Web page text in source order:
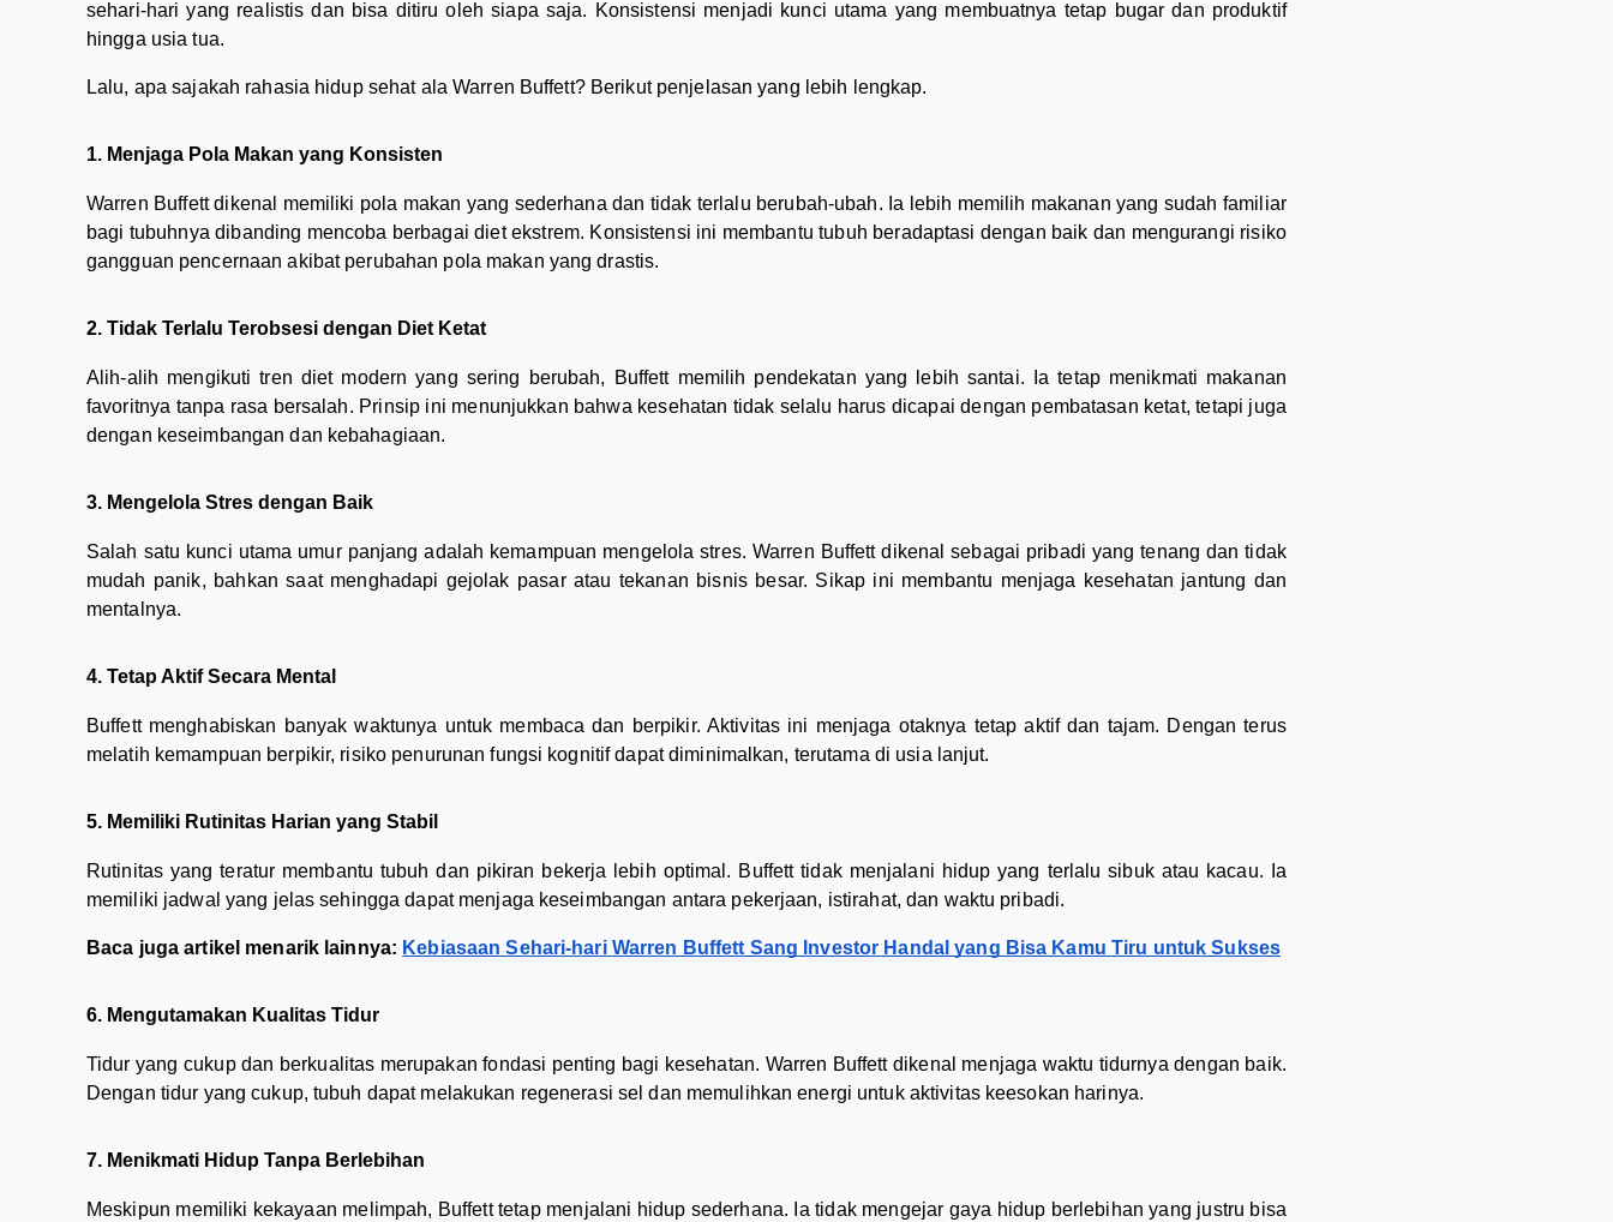
sehari-hari yang realistis dan bisa ditiru oleh siapa saja. Konsistensi menjadi kunci utama yang membuatnya tetap bugar dan produktif
hingga usia tua.
Lalu, apa sajakah rahasia hidup sehat ala Warren Buffett? Berikut penjelasan yang lebih lengkap.
1. Menjaga Pola Makan yang Konsisten
Warren Buffett dikenal memiliki pola makan yang sederhana dan tidak terlalu berubah-ubah. Ia lebih memilih makanan yang sudah familiar
bagi tubuhnya dibanding mencoba berbagai diet ekstrem. Konsistensi ini membantu tubuh beradaptasi dengan baik dan mengurangi risiko
gangguan pencernaan akibat perubahan pola makan yang drastis.
2. Tidak Terlalu Terobsesi dengan Diet Ketat
Alih-alih mengikuti tren diet modern yang sering berubah, Buffett memilih pendekatan yang lebih santai. Ia tetap menikmati makanan
favoritnya tanpa rasa bersalah. Prinsip ini menunjukkan bahwa kesehatan tidak selalu harus dicapai dengan pembatasan ketat, tetapi juga
dengan keseimbangan dan kebahagiaan.
3. Mengelola Stres dengan Baik
Salah satu kunci utama umur panjang adalah kemampuan mengelola stres. Warren Buffett dikenal sebagai pribadi yang tenang dan tidak
mudah panik, bahkan saat menghadapi gejolak pasar atau tekanan bisnis besar. Sikap ini membantu menjaga kesehatan jantung dan
mentalnya.
4. Tetap Aktif Secara Mental
Buffett menghabiskan banyak waktunya untuk membaca dan berpikir. Aktivitas ini menjaga otaknya tetap aktif dan tajam. Dengan terus
melatih kemampuan berpikir, risiko penurunan fungsi kognitif dapat diminimalkan, terutama di usia lanjut.
5. Memiliki Rutinitas Harian yang Stabil
Rutinitas yang teratur membantu tubuh dan pikiran bekerja lebih optimal. Buffett tidak menjalani hidup yang terlalu sibuk atau kacau. Ia
memiliki jadwal yang jelas sehingga dapat menjaga keseimbangan antara pekerjaan, istirahat, dan waktu pribadi.
Baca juga artikel menarik lainnya: Kebiasaan Sehari-hari Warren Buffett Sang Investor Handal yang Bisa Kamu Tiru untuk Sukses
6. Mengutamakan Kualitas Tidur
Tidur yang cukup dan berkualitas merupakan fondasi penting bagi kesehatan. Warren Buffett dikenal menjaga waktu tidurnya dengan baik.
Dengan tidur yang cukup, tubuh dapat melakukan regenerasi sel dan memulihkan energi untuk aktivitas keesokan harinya.
7. Menikmati Hidup Tanpa Berlebihan
Meskipun memiliki kekayaan melimpah, Buffett tetap menjalani hidup sederhana. Ia tidak mengejar gaya hidup berlebihan yang justru bisa